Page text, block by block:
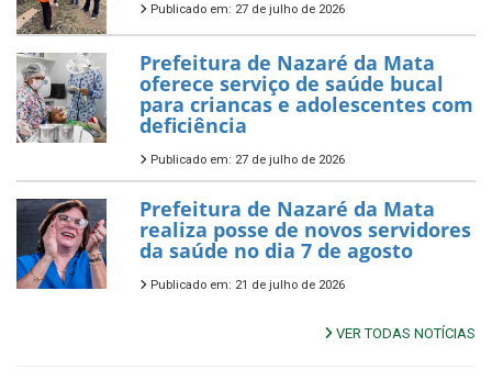
Publicado em: 27 de julho de 2026
Prefeitura de Nazaré da Mata
oferece serviço de saúde bucal
para criancas e adolescentes com
deficiência
Publicado em: 27 de julho de 2026
Prefeitura de Nazaré da Mata
realiza posse de novos servidores
da saúde no dia 7 de agosto
Publicado em: 21 de julho de 2026
VER TODAS NOTÍCIAS